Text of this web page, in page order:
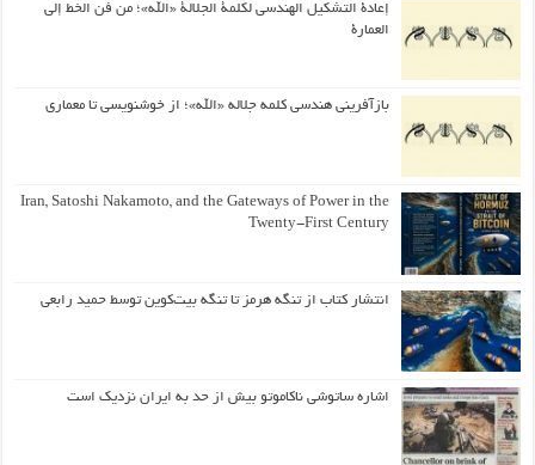
إعادة التشكيل الهندسي لكلمة الجلالة «الله»؛ من فن الخط إلى
العمارة
بازآفرینی هندسی کلمه جلاله «الله»؛ از خوشنویسی تا معماری
Iran, Satoshi Nakamoto, and the Gateways of Power in the
Twenty-First Century
انتشار کتاب از تنگه هرمز تا تنگه بیت‌کوین توسط حمید رابعی
اشاره ساتوشی ناکاموتو بیش از حد به ایران نزدیک است